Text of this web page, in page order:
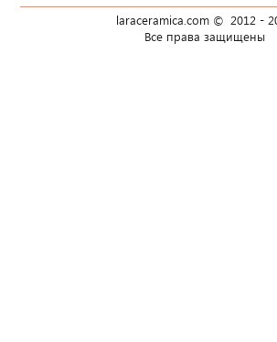
laraceramica.com © 2012 -
Все права защищены